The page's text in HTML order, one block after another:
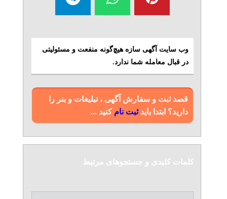
وب سایت آگهی سازه هیچ‌گونه منفعت و مسئولیتی
در قبال معامله شما ندارد.
قصد ثبت و سفارش آگهی ، تبلیغات و بنر را
دارید؟ ابتدا بایدثبت نام کنید ...
کلمات کلیدی و جستجوهای مرتبط